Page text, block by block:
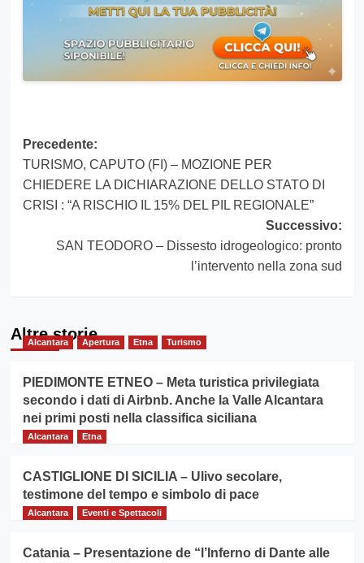
Navigazione
articolo
Precedente:
TURISMO, CAPUTO (FI) – MOZIONE PER
CHIEDERE LA DICHIARAZIONE DELLO STATO DI
CRISI : “A RISCHIO IL 15% DEL PIL REGIONALE”
Successivo:
SAN TEODORO – Dissesto idrogeologico: pronto
l’intervento nella zona sud
Altre storie
Alcantara Apertura Etna Turismo
PIEDIMONTE ETNEO – Meta turistica privilegiata
secondo i dati di Airbnb. Anche la Valle Alcantara
nei primi posti nella classifica siciliana
Alcantara Etna
CASTIGLIONE DI SICILIA – Ulivo secolare,
testimone del tempo e simbolo di pace
Alcantara Eventi e Spettacoli
Catania – Presentazione de “l’Inferno di Dante alle